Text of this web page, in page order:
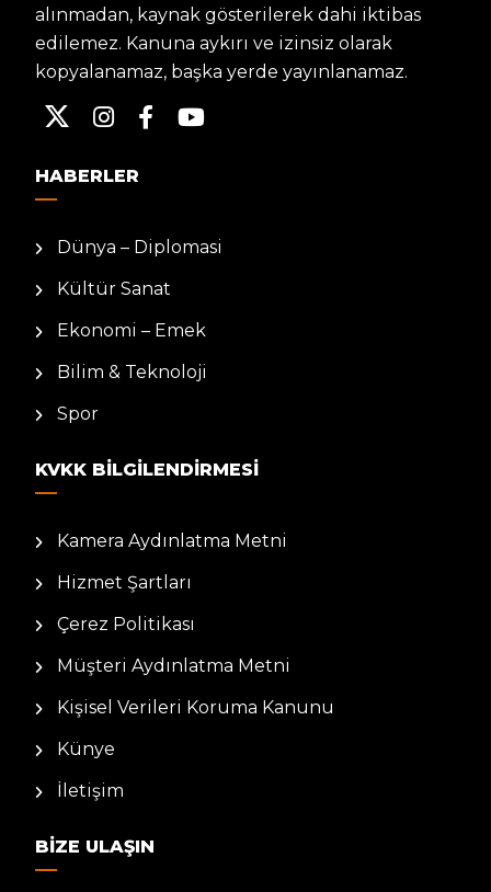
alınmadan, kaynak gösterilerek dahi iktibas
edilemez. Kanuna aykırı ve izinsiz olarak
kopyalanamaz, başka yerde yayınlanamaz.
HABERLER
Dünya – Diplomasi
Kültür Sanat
Ekonomi – Emek
Bilim & Teknoloji
Spor
KVKK BILGILENDIRMESI
Kamera Aydınlatma Metni
Hizmet Şartları
Çerez Politikası
Müşteri Aydınlatma Metni
Kişisel Verileri Koruma Kanunu
Künye
İletişim
BIZE ULAŞIN